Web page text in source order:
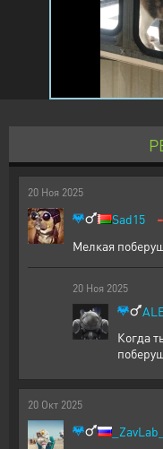
20 Ноя 2025
Sad15 -
Мелкая
20 Ноя 2025
Когда
20 Окт 2025
_ZavLab_